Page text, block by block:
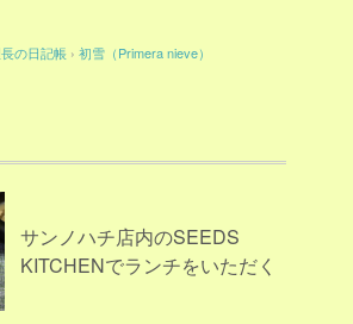
の日記帳 › 初雪（Primera nieve）
サンノハチ店内のSEEDS
KITCHENでランチをいただく